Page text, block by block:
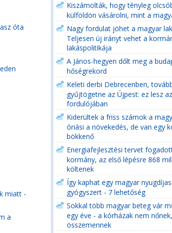
óta
miatt -
a
Kiszámolták, hogy tényleg
külföldön vásárolni, mint a
Nagy fordulat jöhet a magyar
Teljesen új irányt vehet a
lakáspolitikája
A János-hegyen dőlt meg a
hőségrekord
Keleti derbi Debrecenben,
gyűjtögetne az Újpest: ez lesz
fordulójában
Kiderültek a friss számok a
óriási a növekedés, de van egy
bökkenő
Energiafejlesztési tervet
kormány, az első lépésre 868
költenek
Így kaphat egy magyar
gyógyszert - 7 lehetőség
Sokkal több magyar beteg vár
egy éve - a kórházak nem
összemennek